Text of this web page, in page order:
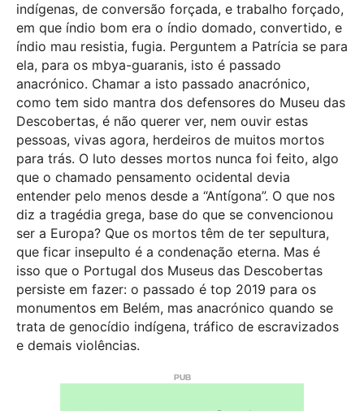
indígenas, de conversão forçada, e trabalho forçado,
em que índio bom era o índio domado, convertido, e
índio mau resistia, fugia. Perguntem a Patrícia se para
ela, para os mbya-guaranis, isto é passado
anacrónico. Chamar a isto passado anacrónico,
como tem sido mantra dos defensores do Museu das
Descobertas, é não querer ver, nem ouvir estas
pessoas, vivas agora, herdeiros de muitos mortos
para trás. O luto desses mortos nunca foi feito, algo
que o chamado pensamento ocidental devia
entender pelo menos desde a “Antígona”. O que nos
diz a tragédia grega, base do que se convencionou
ser a Europa? Que os mortos têm de ter sepultura,
que ficar insepulto é a condenação eterna. Mas é
isso que o Portugal dos Museus das Descobertas
persiste em fazer: o passado é top 2019 para os
monumentos em Belém, mas anacrónico quando se
trata de genocídio indígena, tráfico de escravizados
e demais violências.